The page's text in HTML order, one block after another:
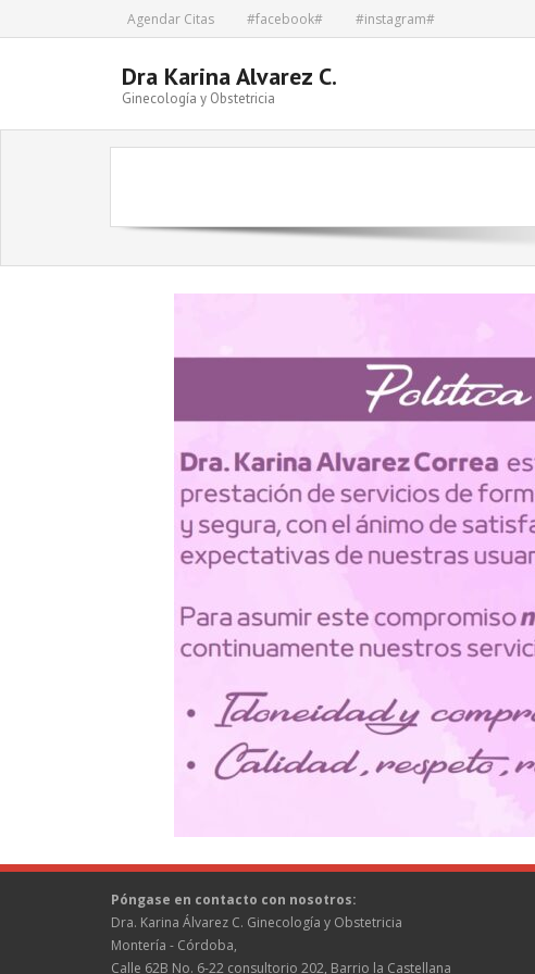
Agendar Citas #facebook# #instagram#
Dra Karina Alvarez C.
Ginecología y Obstetricia
Póngase en contacto con nosotros:
Dra. Karina Álvarez C. Ginecología y Obstetricia
Montería - Córdoba,
Calle 62B No. 6-22 consultorio 202, Barrio la Castellana